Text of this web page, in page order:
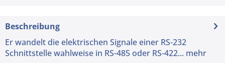
Beschreibung
Er wandelt die elektrischen Signale einer RS-232
Schnittstelle wahlweise in RS-485 oder RS-422... mehr